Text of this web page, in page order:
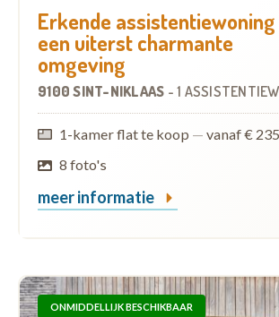
Erkende assistentiewoning
een uiterst charmante
omgeving
9100 SINT-NIKLAAS - 1
1-kamer flat te koop — vanaf €
8 foto's
meer informatie
ONMIDDELLIJK BESCHIKBAAR